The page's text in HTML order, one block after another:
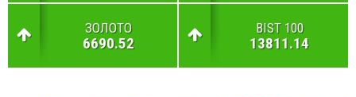
ЗОЛОТО
6690.52
BIST 100
13811.14